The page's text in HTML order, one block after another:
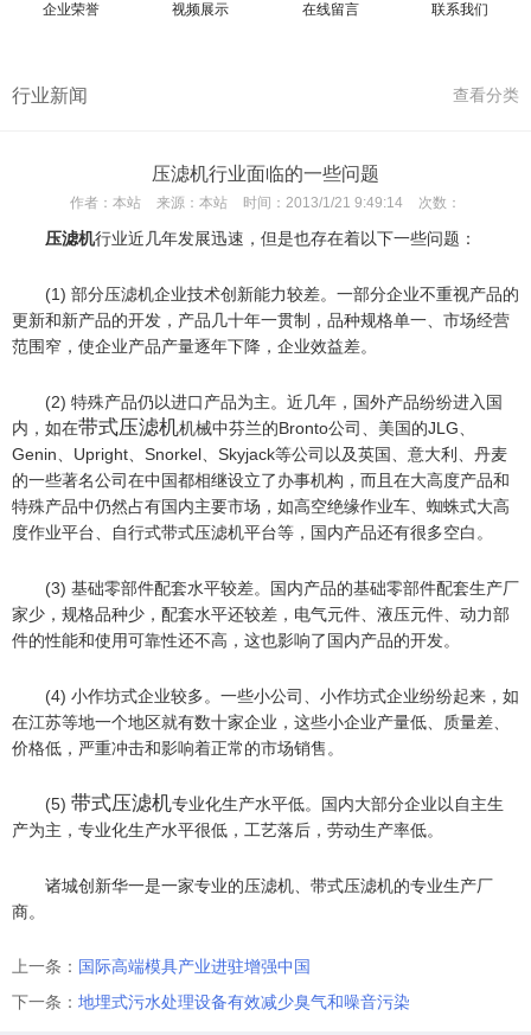
企业荣誉 视频展示 在线留言 联系我们
行业新闻 查看分类
压滤机行业面临的一些问题
作者： 本站 来源： 本站 时间： 2013/1/21 9:49:14 次数：
压滤机行业近几年发展迅速，但是也存在着以下一些问题：
(1) 部分压滤机企业技术创新能力较差。一部分企业不重视产品的
更新和新产品的开发，产品几十年一贯制，品种规格单一、市场经营
范围窄，使企业产品产量逐年下降，企业效益差。
(2) 特殊产品仍以进口产品为主。近几年，国外产品纷纷进入国
内，如在带式压滤机机械中芬兰的Bronto公司、美国的JLG、
Genin、Upright、Snorkel、Skyjack等公司以及英国、意大利、丹麦
的一些著名公司在中国都相继设立了办事机构，而且在大高度产品和
特殊产品中仍然占有国内主要市场，如高空绝缘作业车、蜘蛛式大高
度作业平台、自行式带式压滤机平台等，国内产品还有很多空白。
(3) 基础零部件配套水平较差。国内产品的基础零部件配套生产厂
家少，规格品种少，配套水平还较差，电气元件、液压元件、动力部
件的性能和使用可靠性还不高，这也影响了国内产品的开发。
(4) 小作坊式企业较多。一些小公司、小作坊式企业纷纷起来，如
在江苏等地一个地区就有数十家企业，这些小企业产量低、质量差、
价格低，严重冲击和影响着正常的市场销售。
(5) 带式压滤机专业化生产水平低。国内大部分企业以自主生
产为主，专业化生产水平很低，工艺落后，劳动生产率低。
诸城创新华一是一家专业的压滤机、带式压滤机的专业生产厂
商。
上一条： 国际高端模具产业进驻增强中国
下一条： 地埋式污水处理设备有效减少臭气和噪音污染